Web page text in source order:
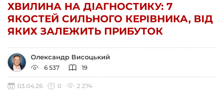
ХВИЛИНА НА ДІАГНОСТИКУ: 7
ЯКОСТЕЙ СИЛЬНОГО КЕРІВНИКА, ВІД
ЯКИХ ЗАЛЕЖИТЬ ПРИБУТОК
Олександр Висоцький
6 537 19
03.04.26 0
2 274